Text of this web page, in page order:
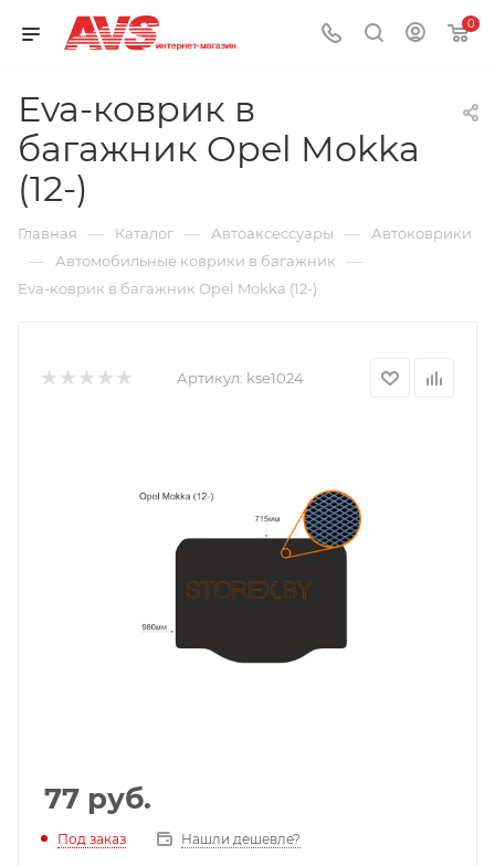
0
Eva-коврик в
багажник Opel Mokka
(12-)
Главная — Каталог — Автоаксессуары — Автоковрики
— Автомобильные коврики в багажник —
Eva-коврик в багажник Opel Mokka (12-)
Артикул: kse1024
77 руб.
Под заказ Нашли дешевле?